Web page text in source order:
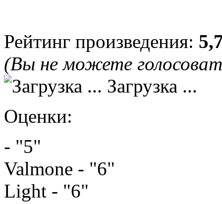
Рейтинг произведения:
(Вы не можете
Загрузка ...
Оценки:
- "5"
Valmone - "6"
Light - "6"